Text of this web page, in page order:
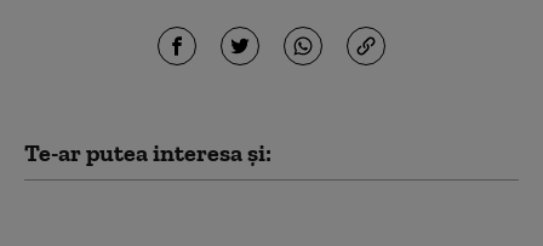
Te-ar putea interesa și: